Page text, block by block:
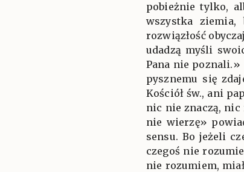
pobieżnie tylko,
wszystka
rozwiązłość
udadzą myśli
Pana nie poznali.»
pysznemu się
Kościół św., ani
nic nie znaczą,
nie wierzę»
sensu. Bo jeżeli
czegoś nie
nie rozumiem,